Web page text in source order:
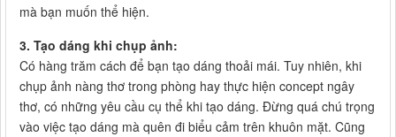
mà bạn muốn thể hiện.
3. Tạo dáng khi chụp ảnh:
Có hàng trăm cách để bạn tạo dáng thoải mái. Tuy nhiên, khi
chụp ảnh nàng thơ trong phòng hay thực hiện concept ngây
thơ, có những yêu cầu cụ thể khi tạo dáng. Đừng quá chú trọng
vào việc tạo dáng mà quên đi biểu cảm trên khuôn mặt. Cũng